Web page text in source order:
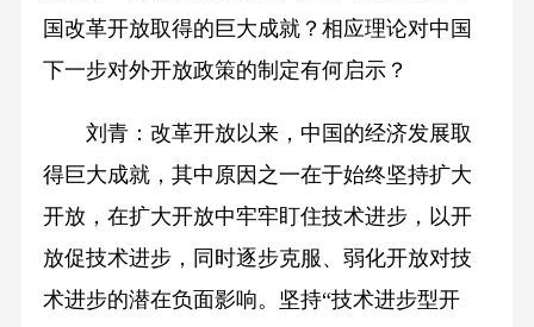
国改革开放取得的巨大成就？相应理论对中国
下一步对外开放政策的制定有何启示？
刘青：改革开放以来，中国的经济发展取
得巨大成就，其中原因之一在于始终坚持扩大
开放，在扩大开放中牢牢盯住技术进步，以开
放促技术进步，同时逐步克服、弱化开放对技
术进步的潜在负面影响。坚持“技术进步型开